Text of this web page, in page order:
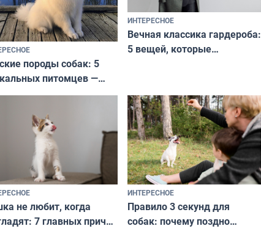
породы собак: 5
питомцев —
сокровища
ИНТЕРЕСНОЕ
Вечная классика гардероба:
5 вещей, которые
и актуально в любой сезон
не любит, когда
7 главных причин
ИНТЕРЕСНОЕ
Правило 3 секунд для
собак: почему поздно